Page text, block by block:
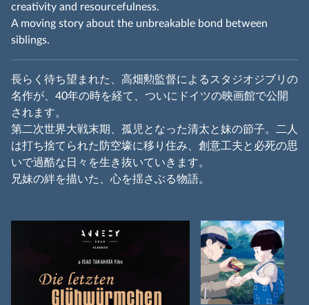
creativity and resourcefulness.
A moving story about the unbreakable bond between
siblings.
長らく待ち望まれた、高畑勲監督によるスタジオジブリの
名作が、40年の時を経て、ついにドイツの映画館で公開
されます。
第二次世界大戦末期、孤児となった清太と妹の節子。二人
は打ち捨てられた防空壕に移り住み、創意工夫と必死の思
いで過酷な日々を生き抜いていきます。
兄妹の絆を描いた、心を揺さぶる物語。